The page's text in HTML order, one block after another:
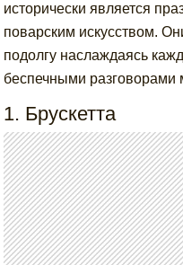
исторически является
поварским искусством.
подолгу наслаждаясь
беспечными разговорами
1. Брускетта